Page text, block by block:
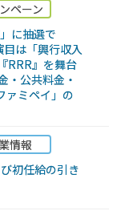
ペーン
に抽選で
は「興行収入
RRR』を舞台
・公共料金・
ァミペイ」の
情報
初任給の引き